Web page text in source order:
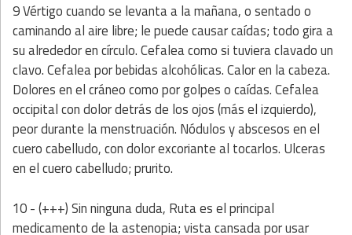
9 Vértigo cuando se levanta a la mañana, o sentado o
caminando al aire libre; le puede causar caídas; todo gira a
su alrededor en círculo. Cefalea como si tuviera clavado un
clavo. Cefalea por bebidas alcohólicas. Calor en la cabeza.
Dolores en el cráneo como por golpes o caídas. Cefalea
occipital con dolor detrás de los ojos (más el izquierdo),
peor durante la menstruación. Nódulos y abscesos en el
cuero cabelludo, con dolor excoriante al tocarlos. Ulceras
en el cuero cabelludo; prurito.
10 - (+++) Sin ninguna duda, Ruta es el principal
medicamento de la astenopia; vista cansada por usar